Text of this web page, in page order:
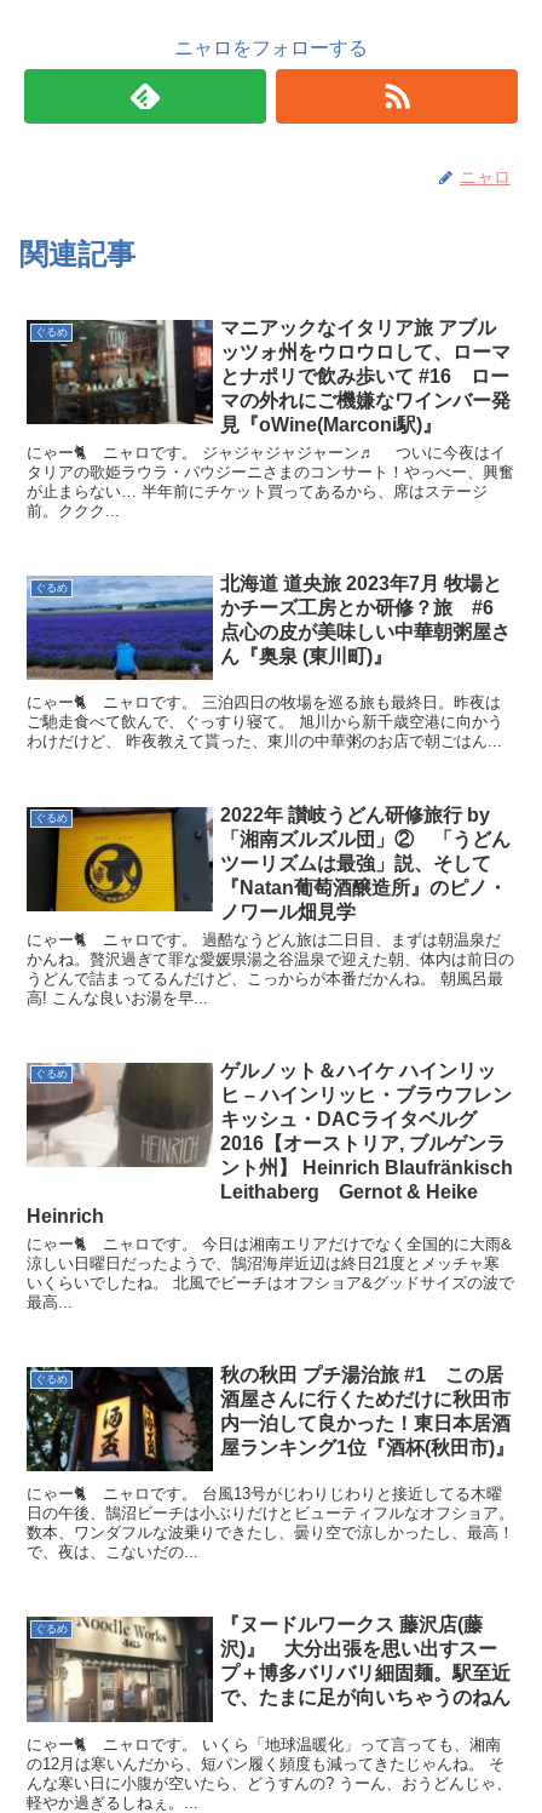
ニャロをフォローする
ニャロ
関連記事
ぐるめ
マニアックなイタリア旅 アブル
ッツォ州をウロウロして、ローマ
とナポリで飲み歩いて #16 ロー
マの外れにご機嫌なワインバー発
見『oWine(Marconi駅)』
にゃー🐈 ニャロです。 ジャジャジャジャーン♬ ついに今夜はイ
タリアの歌姫ラウラ・パウジーニさまのコンサート！やっべー、興奮
が止まらない… 半年前にチケット買ってあるから、席はステージ
前。ククク...
ぐるめ
北海道 道央旅 2023年7月 牧場と
かチーズ工房とか研修？旅 #6
点心の皮が美味しい中華朝粥屋さ
ん『奥泉 (東川町)』
にゃー🐈 ニャロです。 三泊四日の牧場を巡る旅も最終日。昨夜は
ご馳走食べて飲んで、ぐっすり寝て。 旭川から新千歳空港に向かう
わけだけど、 昨夜教えて貰った、東川の中華粥のお店で朝ごはん...
ぐるめ
2022年 讃岐うどん研修旅行 by
「湘南ズルズル団」② 「うどん
ツーリズムは最強」説、そして
『Natan葡萄酒醸造所』のピノ・
ノワール畑見学
にゃー🐈 ニャロです。 過酷なうどん旅は二日目、まずは朝温泉だ
かんね。贅沢過ぎて罪な愛媛県湯之谷温泉で迎えた朝、体内は前日の
うどんで詰まってるんだけど、こっからが本番だかんね。 朝風呂最
高! こんな良いお湯を早...
ぐるめ
ゲルノット＆ハイケ ハインリッ
ヒ – ハインリッヒ・ブラウフレン
キッシュ・DACライタベルグ
2016【オーストリア, ブルゲンラ
ント州】 Heinrich Blaufränkisch
Leithaberg Gernot & Heike
Heinrich
にゃー🐈 ニャロです。 今日は湘南エリアだけでなく全国的に大雨&
涼しい日曜日だったようで、鵠沼海岸近辺は終日21度とメッチャ寒
いくらいでしたね。 北風でビーチはオフショア&グッドサイズの波で
最高...
ぐるめ
秋の秋田 プチ湯治旅 #1 この居
酒屋さんに行くためだけに秋田市
内一泊して良かった！東日本居酒
屋ランキング1位『酒杯(秋田市)』
にゃー🐈 ニャロです。 台風13号がじわりじわりと接近してる木曜
日の午後、鵠沼ビーチは小ぶりだけとビューティフルなオフショア。
数本、ワンダフルな波乗りできたし、曇り空で涼しかったし、最高！
で、夜は、こないだの...
ぐるめ
『ヌードルワークス 藤沢店(藤
沢)』 大分出張を思い出すスー
プ＋博多バリバリ細固麺。駅至近
で、たまに足が向いちゃうのねん
にゃー🐈 ニャロです。 いくら「地球温暖化」って言っても、湘南
の12月は寒いんだから、短パン履く頻度も減ってきたじゃんね。 そ
んな寒い日に小腹が空いたら、どうすんの? うーん、おうどんじゃ、
軽やか過ぎるしねぇ。...